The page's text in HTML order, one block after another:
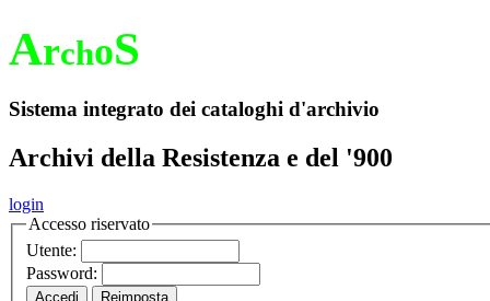
ArchoS
Sistema integrato dei cataloghi d'archivio
Archivi della Resistenza e del '900
login
Accesso riservato
Utente:
Password: